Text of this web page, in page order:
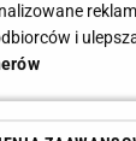
Jeden z
20 zł
na co w
i